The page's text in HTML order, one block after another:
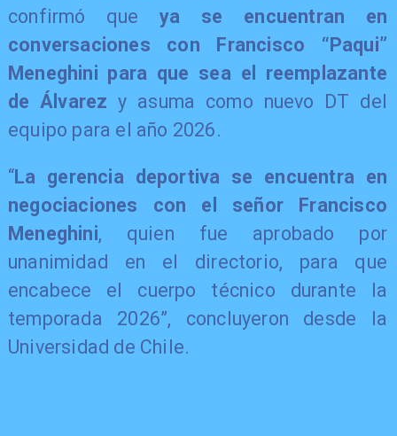
confirmó queya se encuentran en
conversaciones con Francisco “Paqui”
Meneghini para que sea el reemplazante
de Álvarez y asuma como nuevo DT del
equipo para el año 2026.
“La gerencia deportiva se encuentra en
negociaciones con el señor Francisco
Meneghini, quien fue aprobado por
unanimidad en el directorio, para que
encabece el cuerpo técnico durante la
temporada 2026”, concluyeron desde la
Universidad de Chile.